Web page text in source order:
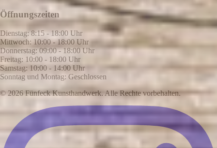
Öffnungszeiten
Dienstag: 8:15 - 18:00 Uhr
Mittwoch: 10:00 - 18:00 Uhr
Donnerstag: 09:00 - 18:00 Uhr
Freitag: 10:00 - 18:00 Uhr
Samstag: 10:00 - 14:00 Uhr
Sonntag und Montag: Geschlossen
© 2026 Fünfeck Kunsthandwerk. Alle Rechte vorbehalten.